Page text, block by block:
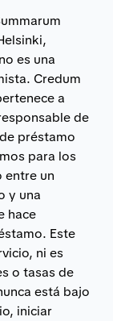
es una
Credum
a
de
préstamo
para los
entre un
y una
hace
Este
ni es
o tasas de
está bajo
iniciar